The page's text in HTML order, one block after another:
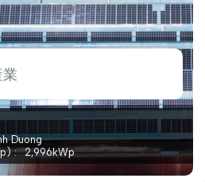
Tay Ninh
(MWp)
1,076kWp
産業